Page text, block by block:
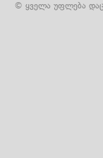
© ყველა უფლება